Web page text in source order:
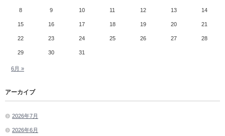
8 9 10 11 12 13 14
15 16 17 18 19 20 21
22 23 24 25 26 27 28
29 30 31
6月 »
アーカイブ
2026年7月
2026年6月